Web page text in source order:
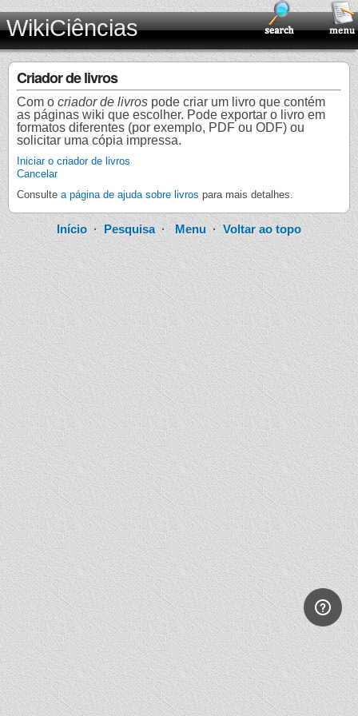
WikiCiências
Criador de livros
Com o criador de livros pode criar um livro que contém
as páginas wiki que escolher. Pode exportar o livro em
formatos diferentes (por exemplo, PDF ou ODF) ou
solicitar uma cópia impressa.
Iniciar o criador de livros
Cancelar
Consulte a página de ajuda sobre livros para mais detalhes.
Início· Pesquisa·Menu · Voltar ao topo